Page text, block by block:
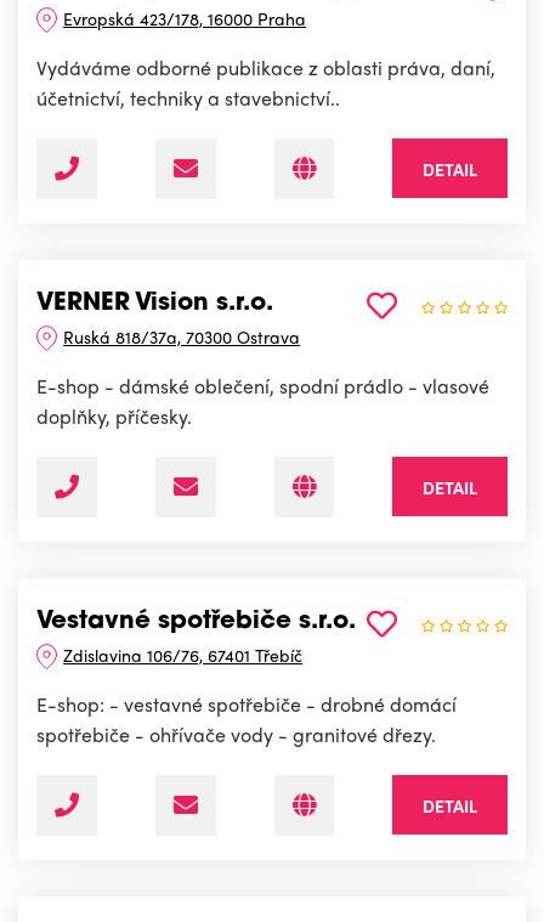
Evropská 423/178, 16000 Praha
Vydáváme odborné publikace z oblasti práva, daní,
účetnictví, techniky a stavebnictví..
DETAIL
VERNER Vision s.r.o.
Ruská 818/37a, 70300 Ostrava
E-shop - dámské oblečení, spodní prádlo - vlasové
doplňky, příčesky.
DETAIL
Vestavné spotřebiče s.r.o.
Zdislavina 106/76, 67401 Třebíč
E-shop: - vestavné spotřebiče - drobné domácí
spotřebiče - ohřívače vody - granitové dřezy.
DETAIL